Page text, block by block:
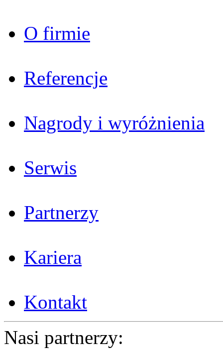
O firmie
Referencje
Nagrody i wyróżnienia
Serwis
Partnerzy
Kariera
Kontakt
Nasi partnerzy: